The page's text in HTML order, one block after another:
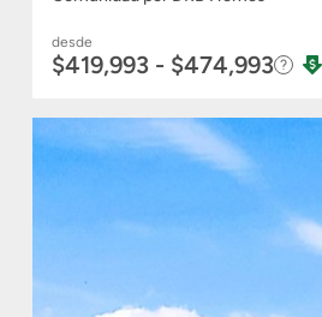
desde
$419,993 - $474,993